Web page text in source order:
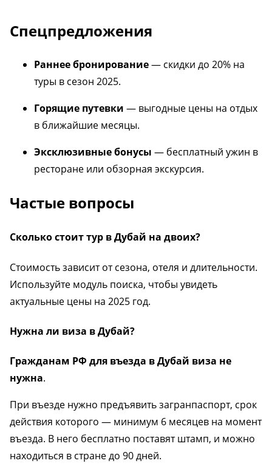
Спецпредложения
Раннее бронирование— скидки до 20% на
туры в сезон 2025.
Горящие путевки — выгодные цены на отдых
в ближайшие месяцы.
Эксклюзивные бонусы — бесплатный ужин в
ресторане или обзорная экскурсия.
Частые вопросы
Сколько стоит тур в Дубай на двоих?
Стоимость зависит от сезона, отеля и длительности.
Используйте модуль поиска, чтобы увидеть
актуальные цены на 2025 год.
Нужна ли виза в Дубай?
Гражданам РФ для въезда в Дубай виза не
нужна.
При въезде нужно предъявить загранпаспорт, срок
действия которого — минимум 6 месяцев на момент
въезда. В него бесплатно поставят штамп, и можно
находиться в стране до 90 дней.